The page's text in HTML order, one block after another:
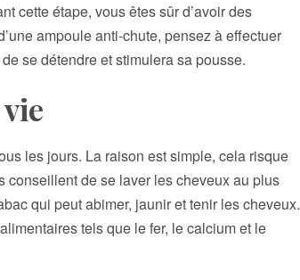
cette étape, vous êtes sûr d’avoir des
ampoule anti-chute, pensez à effectuer
se détendre et stimulera sa pousse.
les jours. La raison est simple, cela risque
conseillent de se laver les cheveux au plus
qui peut abimer, jaunir et tenir les cheveux.
tels que le fer, le calcium et le